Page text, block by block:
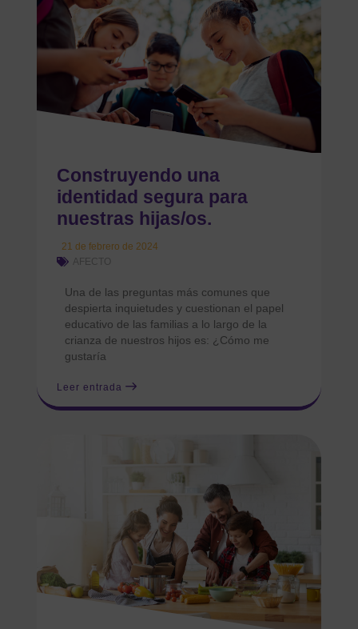
Construyendo una
identidad segura para
nuestras hijas/os.
21 de febrero de 2024
AFECTO
Una de las preguntas más comunes que
despierta inquietudes y cuestionan el papel
educativo de las familias a lo largo de la
crianza de nuestros hijos es: ¿Cómo me
gustaría
Leer entrada